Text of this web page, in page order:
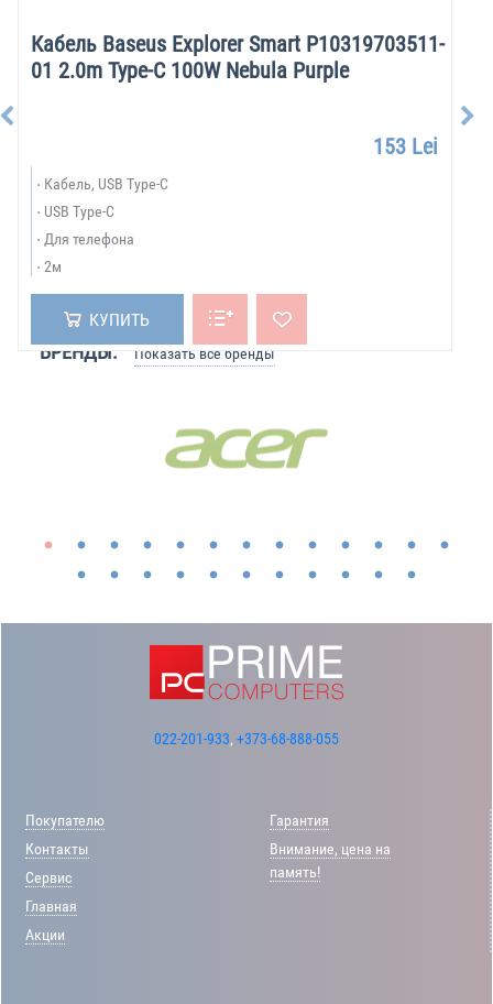
Кабель Baseus Explorer Smart P10319703511-
01 2.0m Type-C 100W Nebula Purple
153 Lei
Кабель, USB Type-C
USB Type-C
Для телефона
2м
КУПИТЬ
БРЕНДЫ: Показать все бренды
022-201-933, +373-68-888-055
Покупателю
Контакты
Сервис
Главная
Акции
Гарантия
Внимание, цена на
память!